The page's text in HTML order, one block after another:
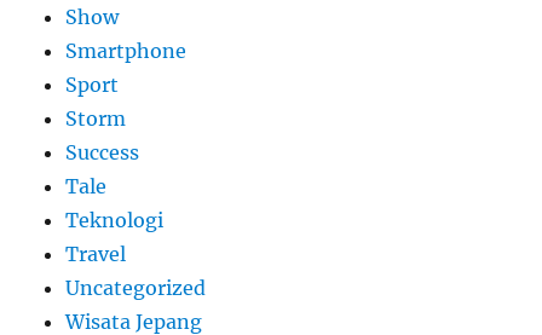
Show
Smartphone
Sport
Storm
Success
Tale
Teknologi
Travel
Uncategorized
Wisata Jepang